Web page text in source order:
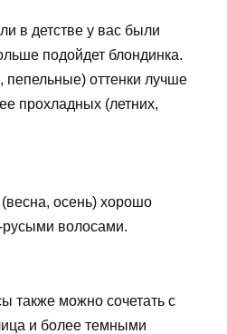
в детстве у вас были
подойдет блондинка.
оттенки лучше
прохладных (летних,
осень) хорошо
русыми волосами.
также можно сочетать с
и более темными